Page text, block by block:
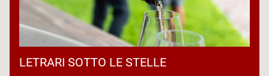
LETRARI SOTTO LE STELLE